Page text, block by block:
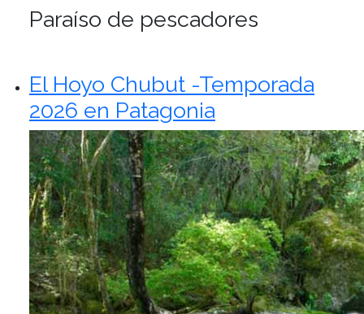
Paraíso de pescadores
El Hoyo Chubut -Temporada
2026 en Patagonia